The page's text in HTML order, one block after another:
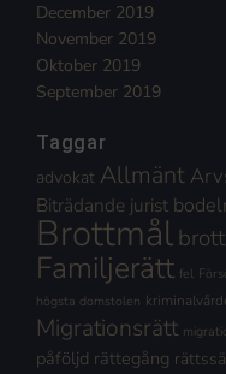
December 2019
November 2019
Oktober 2019
September 2019
Taggar
advokat Allmänt
Biträdande jurist
Brottmål
Familjerätt fel
högsta domstolen
Migrationsrätt
påföljd rättegång